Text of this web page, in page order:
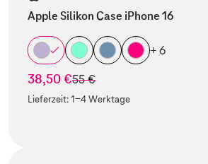
Apple Silikon Case iPhone 16
+ 6
38,50 €statt
55 €
Lieferzeit:1-4 Werktage